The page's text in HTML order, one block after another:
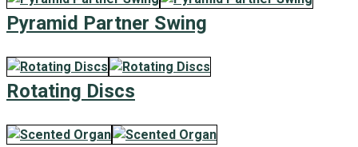
Pyramid Partner Swing
Rotating Discs